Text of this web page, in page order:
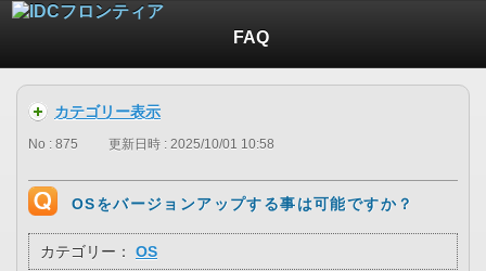
FAQ
カテゴリー表示
No : 875 更新日時 : 2025/10/01 10:58
OSをバージョンアップする事は可能ですか？
カテゴリー： OS